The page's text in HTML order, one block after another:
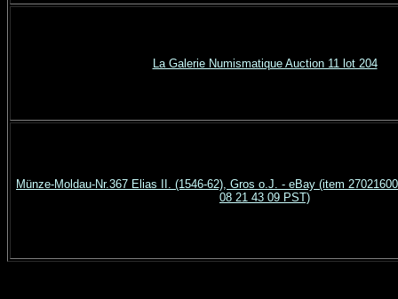
La Galerie Numismatique Auction 11 lot 204
Münze-Moldau-Nr.367 Elias II. (1546-62), Gros o.J. - eBay (item
08 21 43 09 PST)